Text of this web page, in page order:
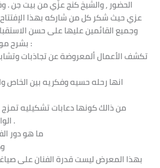
الحضور , والشيخ كنج عزّي من بيت جن .
عزي حيث شكر كل من شاركه بهذا
وجميع القائمين عليها على حسن
بشرح موجز عن أعمال المعرض قائلاً :
تكشف الأعمال ألمعروضة عن تجاذبات
انها رحله حسيه وفكريه بين الخاص
من ذالك كونها دعابات تشكيليه
الواقعية والتعبيرية والإدراكية .
ما هو دور
بهذا المعرض ليست قدرة الفنان على